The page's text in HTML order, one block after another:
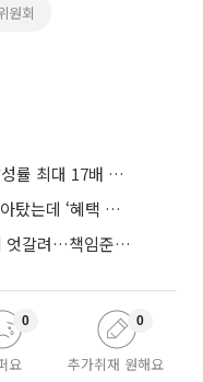
원회
기업미소재단 공급 실적 제각각⋯달성률 최대 17배 차이
심사 오류에 가입자 혼선
4대 금융 부동산신탁사, 상반기 희비 엇갈려…책임준공 손실 반영 시점이 갈랐다
요
0
추가취재 원해요
0